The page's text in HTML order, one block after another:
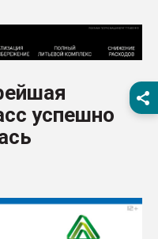
28.07.2026
первый план в
28.07.2026
ситуацией на
ПЕРЕЙТИ НА
успешно